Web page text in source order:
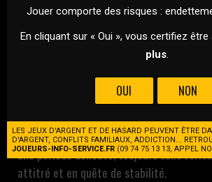
POUR CETTE 27ÈME JOURNÉE DE PREMIER
ACCUEILLE CHELSEA DANS UN DERBY
À Craven Cottage, Fulham reçoit
séparées par seulement trois points
Cinquièmes au classement, les Blues
une période délicate, toujours sans
attitré et en quête de stabilité.
Jouer comporte des risques :
En cliquant sur « Oui », vous certifiez être
plus.
OUI NON
LES JEUX D'ARGENT ET DE HASARD PEUVENT ÊTRE
D'ARGENT, CONFLITS FAMILIAUX, ADDICTION...
JOUEURS-INFO-SERVICE.FR (09 74 75 13 13, APPEL